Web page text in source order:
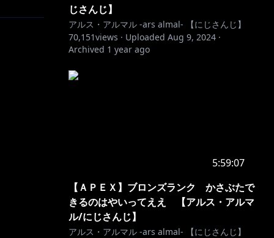
じさんじ】
アルス・アルマル -ars almal- 【にじさんじ】
70,151views · Uploaded Aug 9, 2024 ·
Archived 1 year ago
5:59:07
【ＡＰＥＸ】ブロンズランク かさぶたで
きるのはやいってええ 【アルス・アルマ
ル/にじさんじ】
アルス・アルマル -ars almal- 【にじさんじ】